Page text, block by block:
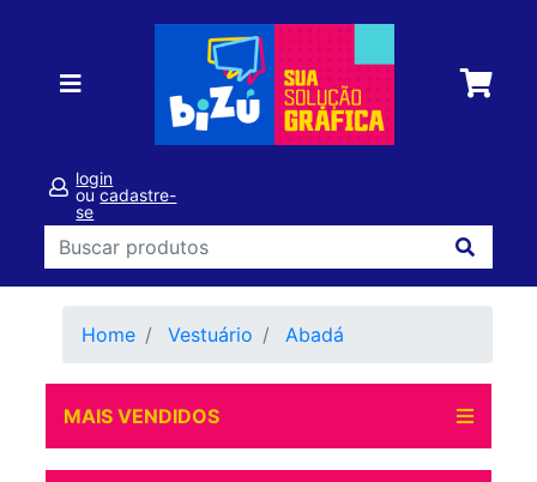
login
oucadastre-
se
Home Vestuário Abadá
MAIS VENDIDOS